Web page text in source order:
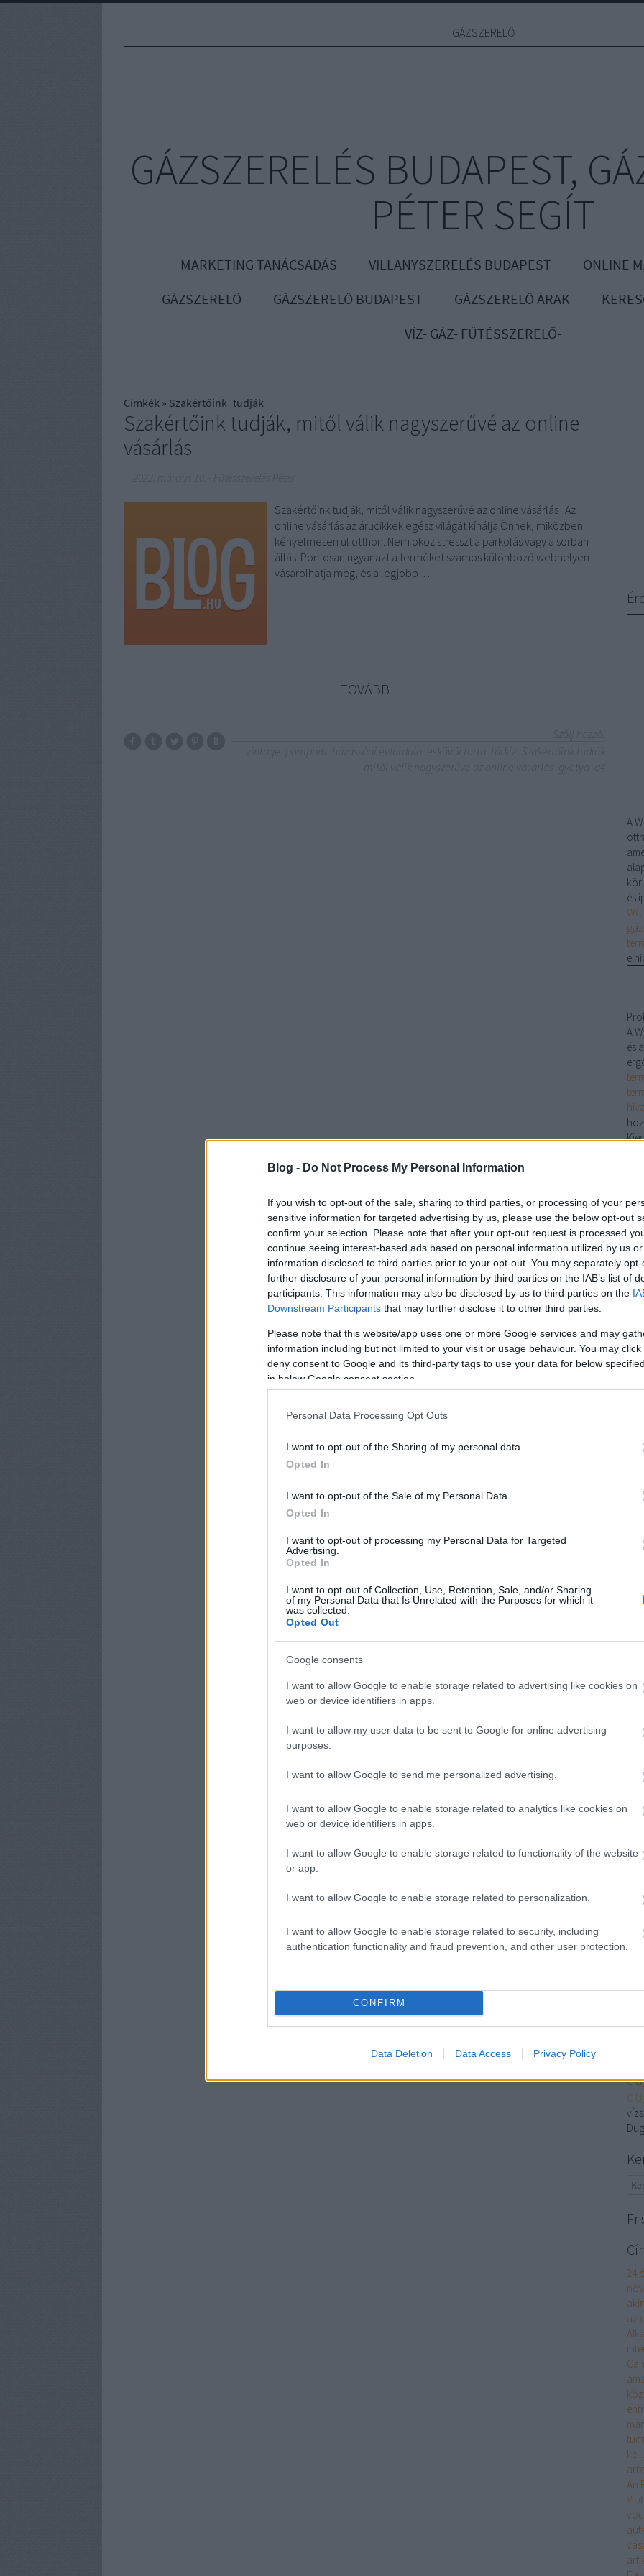
Blog - Do Not Process My Personal Information
If you wish to opt-out of the sale, sharing to third parties, or processing of your
sensitive information for targeted advertising by us, please use the below opt-out
confirm your selection. Please note that after your opt-out request is processed
continue seeing interest-based ads based on personal information utilized by us
information disclosed to third parties prior to your opt-out. You may separately
further disclosure of your personal information by third parties on the IAB’s list of
participants. This information may also be disclosed by us to third parties on the
Downstream Participants that may further disclose it to other third parties.
Please note that this website/app uses one or more Google services and may
information including but not limited to your visit or usage behaviour. You may
deny consent to Google and its third-party tags to use your data for below
in below Google consent section.
Personal Data Processing Opt Outs
I want to opt-out of the Sharing of my personal data.
Opted In
I want to opt-out of the Sale of my Personal Data.
Opted In
I want to opt-out of processing my Personal Data for Targeted
Advertising.
Opted In
I want to opt-out of Collection, Use, Retention, Sale, and/or Sharing
of my Personal Data that Is Unrelated with the Purposes for which it
was collected.
Opted Out
Google consents
I want to allow Google to enable storage related to advertising like cookies on
web or device identifiers in apps.
I want to allow my user data to be sent to Google for online advertising
purposes.
I want to allow Google to send me personalized advertising.
I want to allow Google to enable storage related to analytics like cookies on
web or device identifiers in apps.
I want to allow Google to enable storage related to functionality of the website
or app.
I want to allow Google to enable storage related to personalization.
I want to allow Google to enable storage related to security, including
authentication functionality and fraud prevention, and other user protection.
CONFIRM
Data Deletion Data Access Privacy Policy
GÁZSZERELŐ
GÁZSZERELÉS BUDAPEST,
PÉTER SEGÍT
MARKETING TANÁCSADÁS VILLANYSZERELÉS BUDAPEST
ONLINE
GÁZSZERELŐ
GÁZSZERELŐ BUDAPEST GÁZSZERELŐ ÁRAK
VÍZ- GÁZ- FŰTÉSSZERELŐ-
Címkék » Szakértőink_tudják
Szakértőink tudják, mitől válik nagyszerűvé az online
vásárlás
Szakértőink tudják, mitől válik nagyszerűvé az online vásárlás Az
online vásárlás az árucikkek egész világát kínálja Önnek, miközben
kényelmesen ül otthon. Nem okoz stresszt a parkolás vagy a sorban
állás. Pontosan ugyanazt a terméket számos különböző webhelyen
vásárolhatja meg, és a legjobb…
TOVÁBB
A
és
A
és
A
A
a
24
az
kell
An